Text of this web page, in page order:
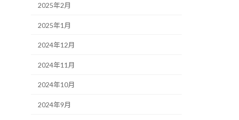
2025年2月
2025年1月
2024年12月
2024年11月
2024年10月
2024年9月